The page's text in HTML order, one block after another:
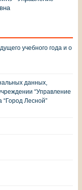
учебного года и о
данных,
“Управление
“Город Лесной”